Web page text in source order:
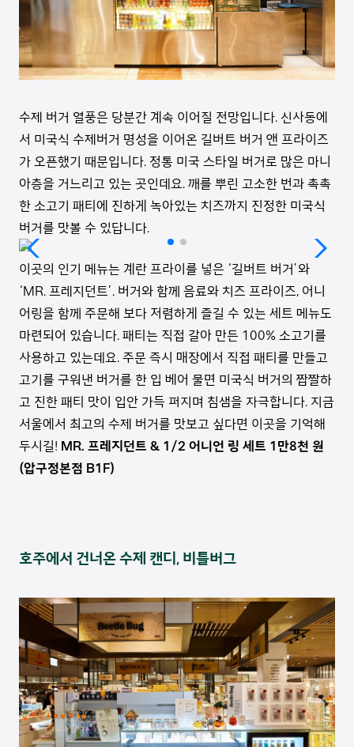
수제 버거 열풍은 당분간 계속 이어질 전망입니다. 신사동에
서 미국식 수제버거 명성을 이어온 길버트 버거 앤 프라이즈
가 오픈했기 때문입니다. 정통 미국 스타일 버거로 많은 마니
아층을 거느리고 있는 곳인데요. 깨를 뿌린 고소한 번과 촉촉
한 소고기 패티에 진하게 녹아있는 치즈까지 진정한 미국식
버거를 맛볼 수 있답니다.
이곳의 인기 메뉴는 계란 프라이를 넣은 ‘길버트 버거’와
‘MR. 프레지던트’. 버거와 함께 음료와 치즈 프라이즈, 어니
어링을 함께 주문해 보다 저렴하게 즐길 수 있는 세트 메뉴도
마련되어 있습니다. 패티는 직접 갈아 만든 100% 소고기를
사용하고 있는데요. 주문 즉시 매장에서 직접 패티를 만들고
고기를 구워낸 버거를 한 입 베어 물면 미국식 버거의 짭짤하
고 진한 패티 맛이 입안 가득 퍼지며 침샘을 자극합니다. 지금
서울에서 최고의 수제 버거를 맛보고 싶다면 이곳을 기억해
두시길! MR. 프레지던트 & 1/2 어니언 링 세트 1만8천 원
(압구정본점 B1F)
호주에서 건너온 수제 캔디, 비틀버그